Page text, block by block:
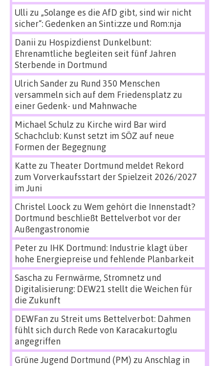
Ulli zu „Solange es die AfD gibt, sind wir nicht
sicher“: Gedenken an Sinti:zze und Rom:nja
Danii zu Hospizdienst Dunkelbunt:
Ehrenamtliche begleiten seit fünf Jahren
Sterbende in Dortmund
Ulrich Sanderzu Rund 350 Menschen
versammeln sich auf dem Friedensplatz zu
einer Gedenk- und Mahnwache
Michael Schulz zu Kirche wird Bar wird
Schachclub: Kunst setzt im SÖZ auf neue
Formen der Begegnung
Katte zu Theater Dortmund meldet Rekord
zum Vorverkaufsstart der Spielzeit 2026/2027
im Juni
Christel Loock zu Wem gehört die Innenstadt?
Dortmund beschließt Bettelverbot vor der
Außengastronomie
Peterzu IHK Dortmund: Industrie klagt über
hohe Energiepreise und fehlende Planbarkeit
Sascha zu Fernwärme, Stromnetz und
Digitalisierung: DEW21 stellt die Weichen für
die Zukunft
DEWFan zu Streit ums Bettelverbot: Dahmen
fühlt sich durch Rede von Karacakurtoglu
angegriffen
Grüne Jugend Dortmund (PM) zu Anschlag in